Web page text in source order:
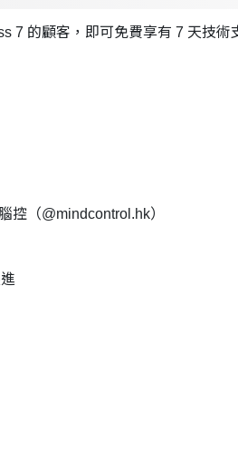
7 的顧客，即可免費享有 7 天技術
控（@mindcontrol.hk）